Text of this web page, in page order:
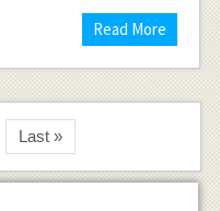
Read More
Last »